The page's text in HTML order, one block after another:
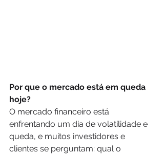
Por que o mercado está em queda
hoje?
O mercado financeiro está
enfrentando um dia de volatilidade e
queda, e muitos investidores e
clientes se perguntam: qual o